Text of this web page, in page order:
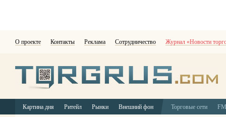
О проекте Контакты Реклама Сотрудничество Журнал «Новости
Картина дня Ритейл Рынки Внешний фон Торговые сети